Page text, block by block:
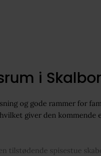
i
og gode rammer for
giver den kommende
tilstødende spisestue